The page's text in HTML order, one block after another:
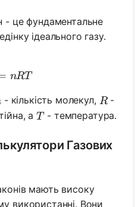
- це фундаментальне
ідеального газу.
PV = nRT
nRT
- кількість молекул, R
R-
а T
T - температура.
Газових
мають високу
використанні. Вони